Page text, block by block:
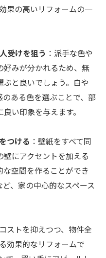
果の高いリフォームの一
受けを狙う ：派手な色や
好みが分かれるため、無
と良いでしょう。白や
ある色を選ぶことで、部
い印象を与えます。
つける ：壁紙をすべて同
にアクセントを加える
空間を作ることができ
、家の中心的なスペース
ストを抑えつつ、物件全
効果的なリフォームで